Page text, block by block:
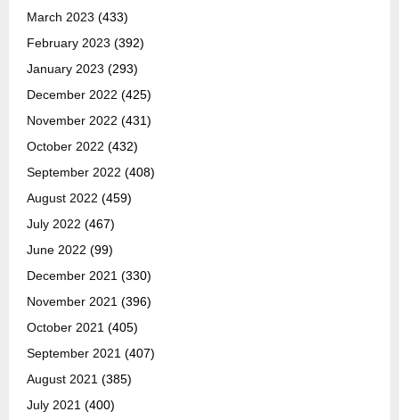
March 2023 (433)
February 2023 (392)
January 2023 (293)
December 2022 (425)
November 2022 (431)
October 2022 (432)
September 2022 (408)
August 2022 (459)
July 2022 (467)
June 2022 (99)
December 2021 (330)
November 2021 (396)
October 2021 (405)
September 2021 (407)
August 2021 (385)
July 2021 (400)